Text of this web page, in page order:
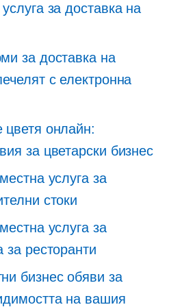
за доставка на
за доставка на
с електронна
онлайн:
за цветарски бизнес
услуга за
стоки
услуга за
за ресторанти
бизнес обяви за
на вашия